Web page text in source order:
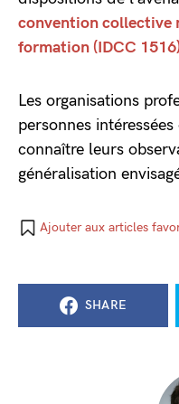
convention collective
formation (IDCC
Les organisations
personnes
connaître leurs
généralisation
Ajouter aux articles
SHARE